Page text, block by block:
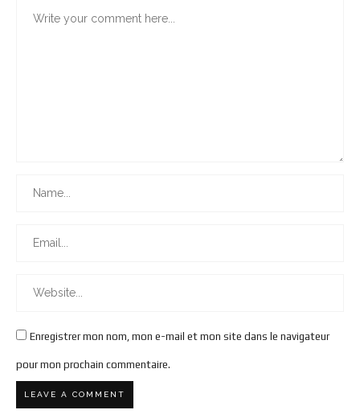
Enregistrer mon nom, mon e-mail et mon site dans le navigateur
pour mon prochain commentaire.